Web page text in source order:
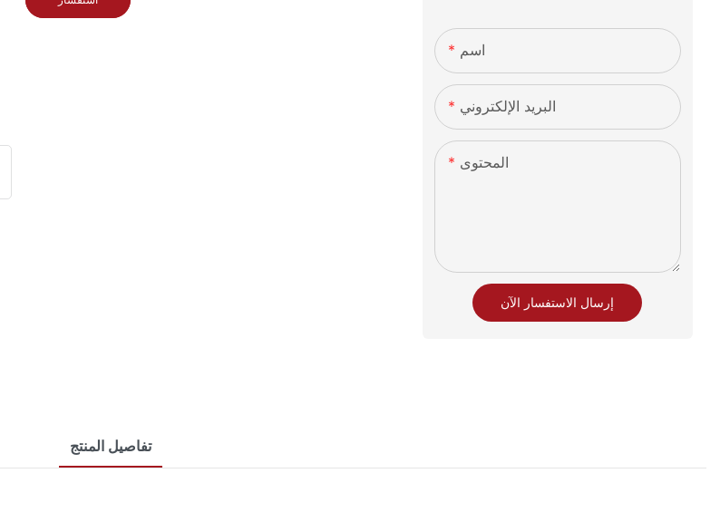
اسم
البريد الإلكتروني
المحتوى
إرسال الاستفسار الآن
تفاصيل المنتج